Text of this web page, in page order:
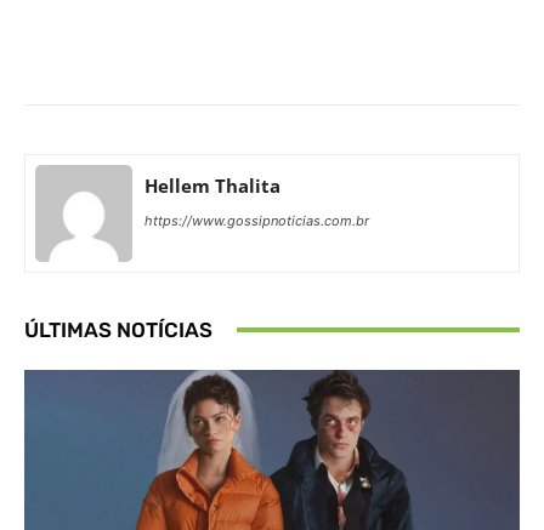
Hellem Thalita
https://www.gossipnoticias.com.br
ÚLTIMAS NOTÍCIAS